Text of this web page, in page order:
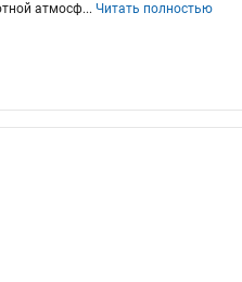
атмосф... Читать полностью